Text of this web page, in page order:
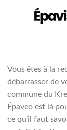
Vous êtes à la
débarrasser de
commune du
Épaveo est là
ce qu’il faut